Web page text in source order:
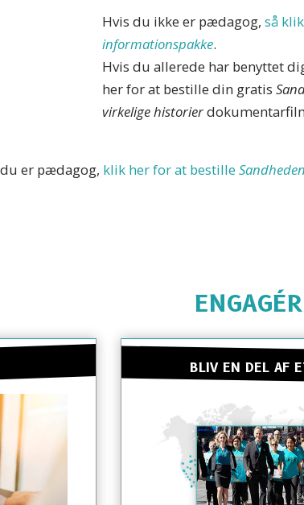
Hvis du ikke er pædagog, så
informationspakke.
Hvis du allerede har benyttet
her for at bestille din gratis
virkelige historier
er pædagog, klik her for at bestille
BLIV EN DEL AF